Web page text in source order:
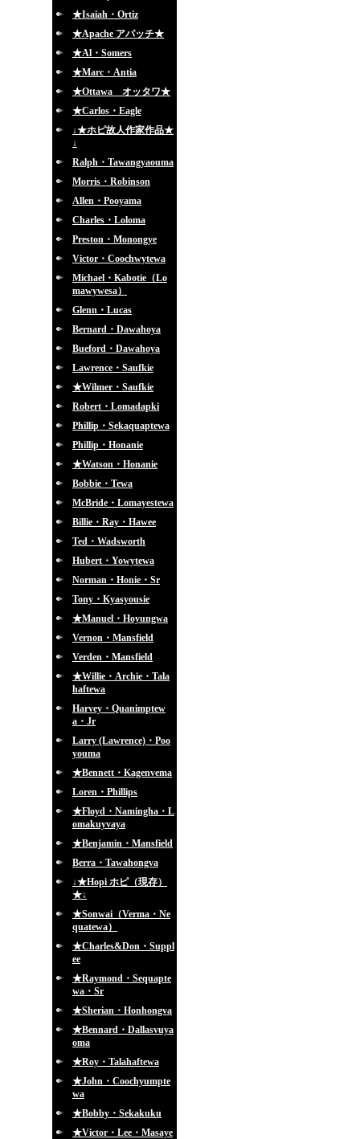
★Isaiah・Ortiz
★Apache アパッチ★
★Al・Somers
★Marc・Antia
★Ottawa オッタワ★
★Carlos・Eagle
↓★ホピ故人作家作品★
↓
Ralph・Tawangyaouma
Morris・Robinson
Allen・Pooyama
Charles・Loloma
Preston・Monongye
Victor・Coochwytewa
Michael・Kabotie（Lo
mawywesa）
Glenn・Lucas
Bernard・Dawahoya
Bueford・Dawahoya
Lawrence・Saufkie
★Wilmer・Saufkie
Robert・Lomadapki
Phillip・Sekaquaptewa
Phillip・Honanie
★Watson・Honanie
Bobbie・Tewa
McBride・Lomayestewa
Billie・Ray・Hawee
Ted・Wadsworth
Hubert・Yowytewa
Norman・Honie・Sr
Tony・Kyasyousie
★Manuel・Hoyungwa
Vernon・Mansfield
Verden・Mansfield
★Willie・Archie・Tala
haftewa
Harvey・Quanimptew
a・Jr
Larry (Lawrence)・Poo
youma
★Bennett・Kagenvema
Loren・Phillips
★Floyd・Namingha・L
omakuyvaya
★Benjamin・Mansfield
Berra・Tawahongva
↓★Hopi ホピ（現存）
★↓
★Sonwai（Verma・Ne
quatewa）
★Charles&Don・Suppl
ee
★Raymond・Sequapte
wa・Sr
★Sherian・Honhongva
★Bennard・Dallasvuya
oma
★Roy・Talahaftewa
★John・Coochyumpte
wa
★Bobby・Sekakuku
★Victor・Lee・Masaye